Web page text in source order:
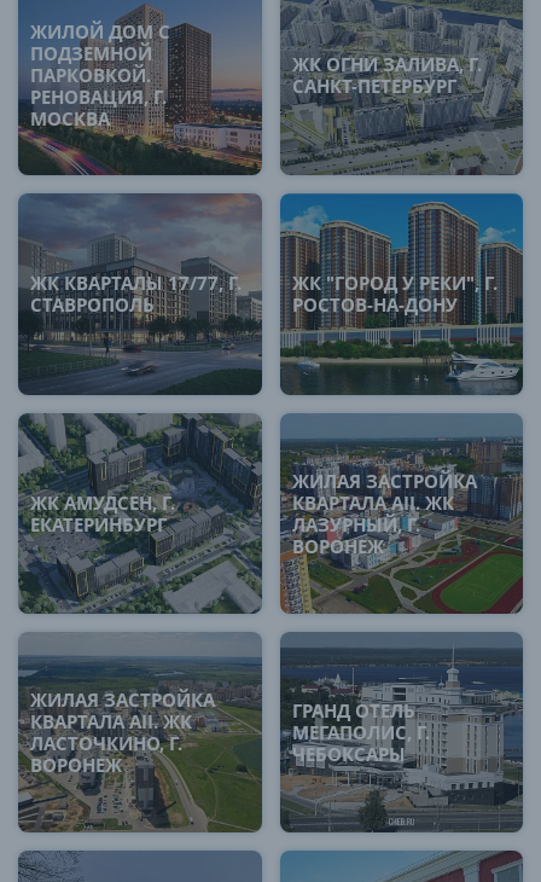
ЖИЛОЙ ДОМ С
ПОДЗЕМНОЙ
ПАРКОВКОЙ.
РЕНОВАЦИЯ, Г.
МОСКВА
ЖК ОГНИ ЗАЛИВА, Г.
САНКТ-ПЕТЕРБУРГ
ЖК КВАРТАЛЫ 17/77, Г.
СТАВРОПОЛЬ
ЖК "ГОРОД У РЕКИ", Г.
РОСТОВ-НА-ДОНУ
ЖК АМУДСЕН, Г.
ЕКАТЕРИНБУРГ
ЖИЛАЯ ЗАСТРОЙКА
КВАРТАЛА AII. ЖК
ЛАЗУРНЫЙ, Г.
ВОРОНЕЖ
ЖИЛАЯ ЗАСТРОЙКА
КВАРТАЛА AII. ЖК
ЛАСТОЧКИНО, Г.
ВОРОНЕЖ
ГРАНД ОТЕЛЬ
МЕГАПОЛИС, Г.
ЧЕБОКСАРЫ